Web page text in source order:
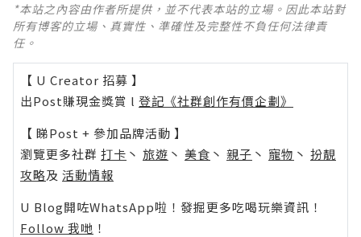
*本站之內容由作者所提供，並不代表本站的立場。因此本站對
所有博客的立場、真實性、準確性及完整性不負任何法律責
任。
【 U Creator 招募 】
出Post賺現金獎賞 l 登記《社群創作有價企劃》
【 睇Post + 參加品牌活動 】
瀏覽更多社群 打卡 丶 旅遊 丶 美食 丶 親子 丶 寵物 丶 扮靚
攻略及 活動情報
U Blog開咗WhatsApp啦！發掘更多吃喝玩樂資訊！
Follow 我哋 ！